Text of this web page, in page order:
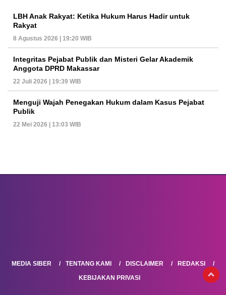
LBH Anak Rakyat: Ketika Hukum Harus Hadir untuk
Rakyat
8 Agustus 2026 | 19:20 WIB
Integritas Pejabat Publik dan Misteri Gelar Akademik
Anggota DPRD Makassar
22 Juli 2026 | 19:39 WIB
Menguji Wajah Penegakan Hukum dalam Kasus Pejabat
Publik
22 Mei 2026 | 13:03 WIB
MEDIA SIBER TENTANG KAMI DISCLAIMER
REDAKSI
KEBIJAKAN PRIVASI